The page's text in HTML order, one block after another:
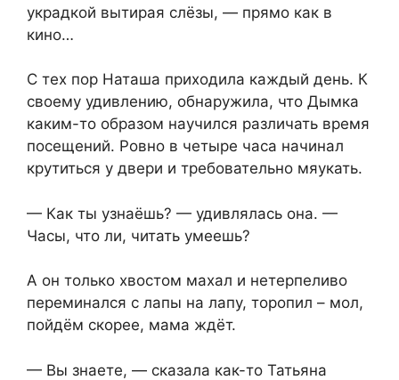
украдкой вытирая слёзы, — прямо как в
кино…
С тех пор Наташа приходила каждый день. К
своему удивлению, обнаружила, что Дымка
каким-то образом научился различать время
посещений. Ровно в четыре часа начинал
крутиться у двери и требовательно мяукать.
— Как ты узнаёшь? — удивлялась она. —
Часы, что ли, читать умеешь?
А он только хвостом махал и нетерпеливо
переминался с лапы на лапу, торопил – мол,
пойдём скорее, мама ждёт.
— Вы знаете, — сказала как-то Татьяна